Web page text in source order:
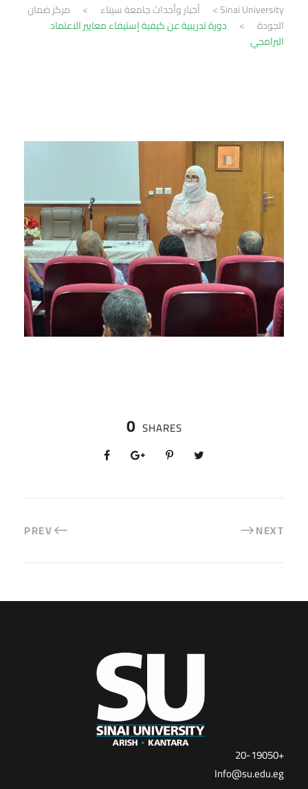
Sinai University
> أخبار وأحداث جامعة سيناء >
مركز ضمان
الجودة
>
دورة تدريبية عن كيفية إستيفاء معايير الاعتماد
البرامجي
0 SHARES
PREV NEXT
+20-19050
Info@su.edu.eg